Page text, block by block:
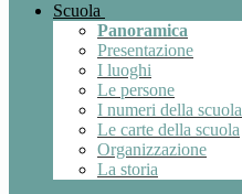
Scuola
Panoramica
Presentazione
I luoghi
Le persone
I numeri della scuola
Le carte della scuola
Organizzazione
La storia